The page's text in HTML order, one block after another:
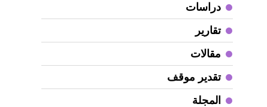
دراسات
تقارير
مقالات
تقدير موقف
المجلة